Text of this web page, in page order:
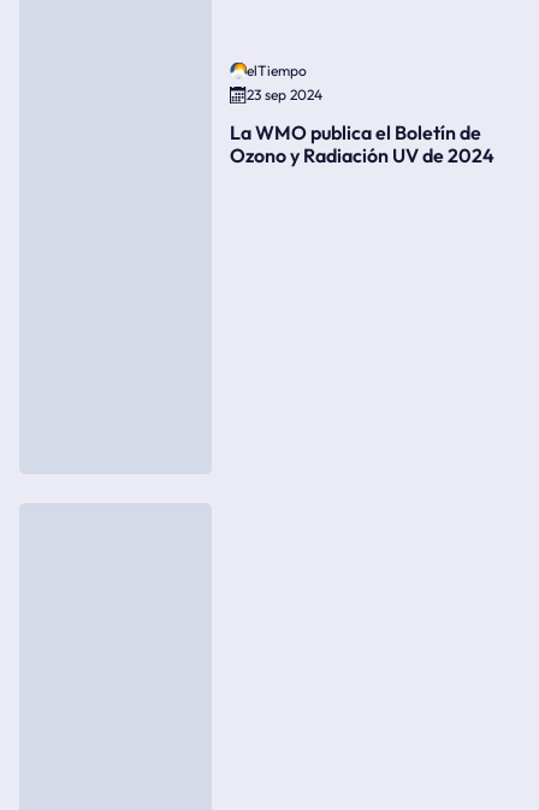
elTiempo
23 sep 2024
La WMO publica el Boletín de
Ozono y Radiación UV de 2024